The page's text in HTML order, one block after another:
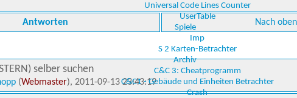
Universal Code Lines Counter
UserTable
Spiele
Imp
S 2 Karten-Betrachter
Archiv
C&C 3: Cheatprogramm
C&C1 - Gebäude und Einheiten Betrachter
Crash
Antworten Nach oben
selber suchen
(Webmaster), 2011-09-13 23:43:19